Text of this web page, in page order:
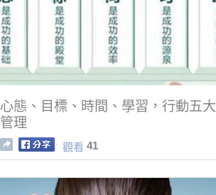
心態、目標、時間、學習，行動五大
管理
觀看 41